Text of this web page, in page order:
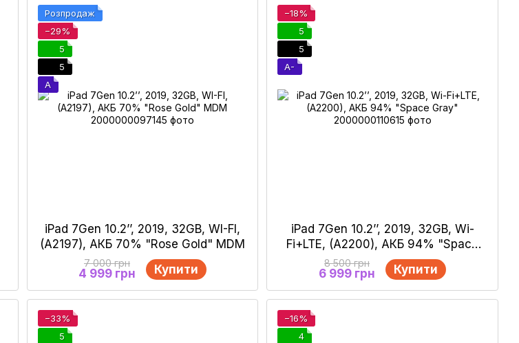
Розпродаж
−29%
5
5
A
iPad 7Gen 10.2’’, 2019, 32GB, WI-FI,
(A2197), АКБ 70% "Rose Gold" MDM
7 000 грн
4 999 грн Купити
−18%
5
5
A-
iPad 7Gen 10.2’’, 2019, 32GB, Wi-
Fi+LTE, (A2200), АКБ 94% "Space
Gray"
8 500 грн
6 999 грн Купити
−33%
5
−16%
4